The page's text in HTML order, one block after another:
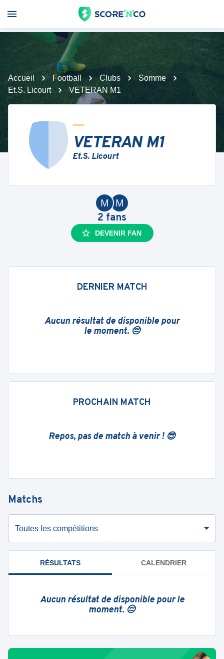
Accueil Football Clubs
Somme
Et.S. Licourt
VETERAN M1
VETERAN M1
Et.S. Licourt
M
M
2 fans
DEVENIR FAN
DERNIER MATCH
Aucun résultat de disponible pour
le moment. 😔
PROCHAIN MATCH
Repos, pas de match à venir ! 😎
Matchs
Toutes les compétitions
RÉSULTATS CALENDRIER
Aucun résultat de disponible pour le
moment. 😔